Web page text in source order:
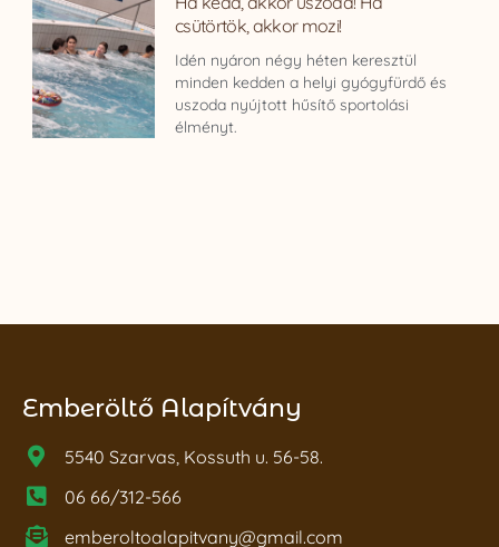
csütörtök, akkor mozi!
Idén nyáron négy héten keresztül
minden kedden a helyi gyógyfürdő és
uszoda nyújtott hűsítő sportolási
élményt.
Emberöltő Alapítvány
5540 Szarvas, Kossuth u. 56-58.
06 66/312-566
emberoltoalapitvany@gmail.com